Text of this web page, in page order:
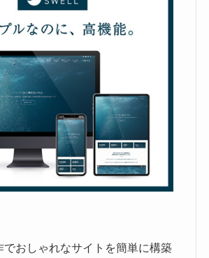
でおしゃれなサイトを簡単に構築